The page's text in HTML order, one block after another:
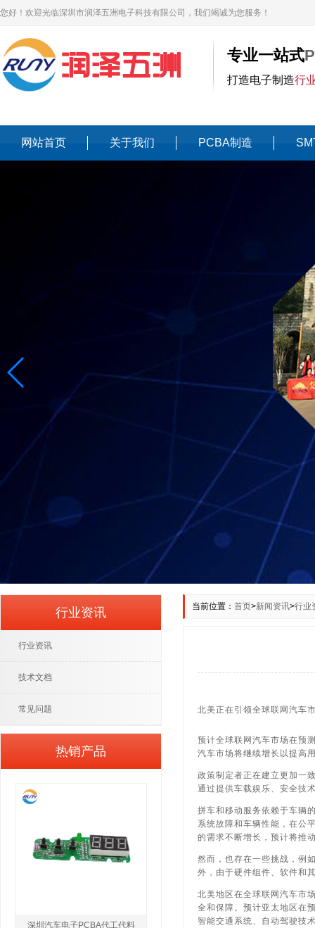
您好！欢迎光临深圳市润泽五洲电子科技有限公司，我们竭诚为您服务！
专业一站式
打造电子制造行
网站首页 关于我们 PCBA制造
当前位置： 首页>新闻资讯>行业
北美正在引领全球联网汽车
预计全球联网汽车市场在预
汽车市场将继续增长以提高
政策制定者正在建立更加一
通过提供车载娱乐、安全技
拼车和移动服务依赖于车辆
系统故障和车辆性能，在公
的需求不断增长，预计将推
然而，也存在一些挑战，例
外，由于硬件组件、软件和
北美地区在全球联网汽车市
全和保障。 预计亚太地区在
智能交通系统、自动驾驶技
行业资讯
行业资讯
技术文档
常见问题
热销产品
深圳汽车电子PCBA代工代料